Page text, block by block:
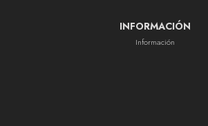
INFORMACIÓN
Información